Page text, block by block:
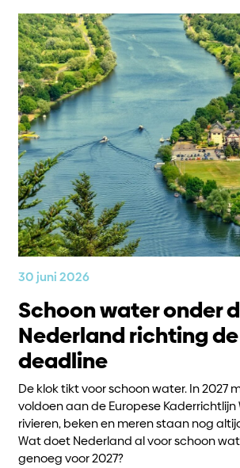
30 juni 2026
Schoon water onder
Nederland richting de
deadline
De klok tikt voor schoon water. In 2027
voldoen aan de Europese Kaderrichtlijn
rivieren, beken en meren staan nog
Wat doet Nederland al voor schoon
genoeg voor 2027?